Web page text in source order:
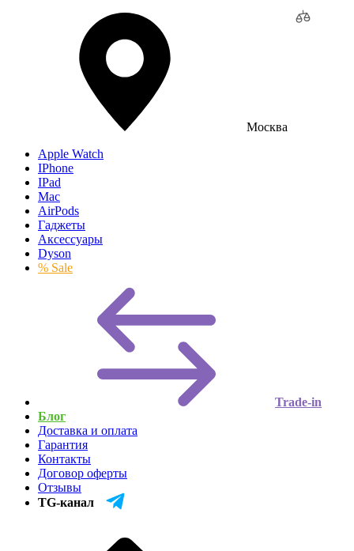
Москва
Apple Watch
IPhone
IPad
Mac
AirPods
Гаджеты
Аксессуары
Dyson
% Sale
Trade-in
Блог
Доставка и оплата
Гарантия
Контакты
Договор оферты
Отзывы
TG-канал